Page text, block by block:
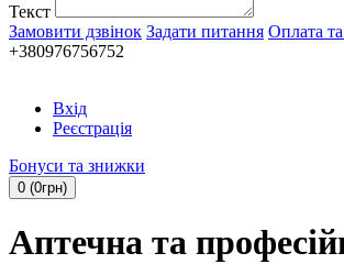
Текст
Замовити дзвінок Задати питання Оплата
+380976756752
Вхід
Реєстрація
Бонуси та знижки
0 (0грн)
Аптечна та